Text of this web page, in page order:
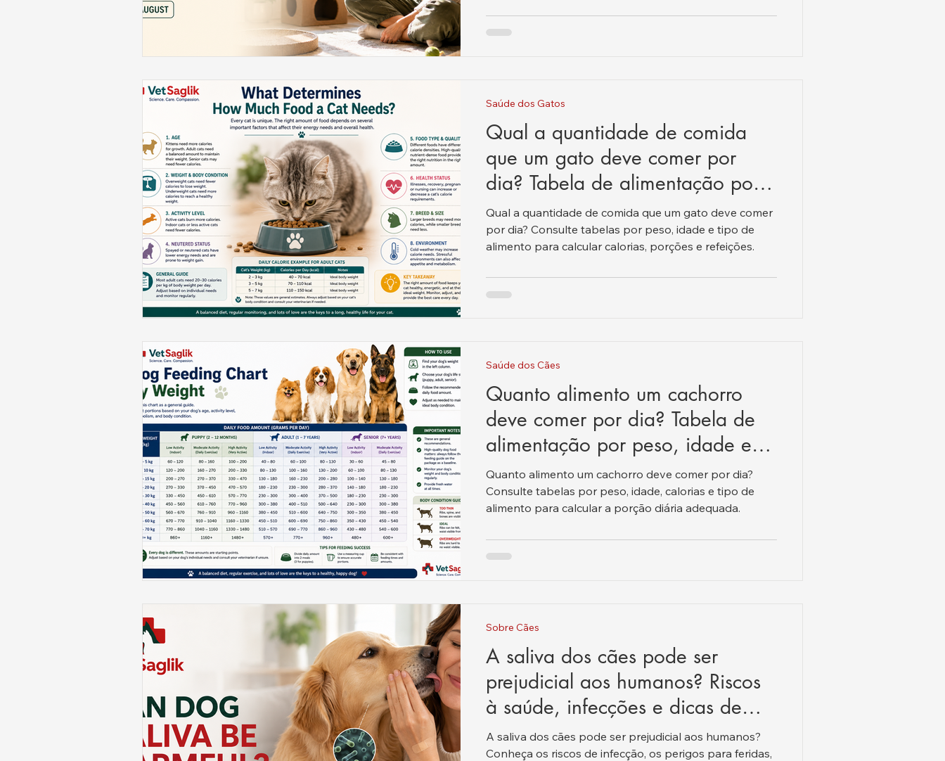
Qual a quantidade de comida
que um gato deve comer por
dia? Tabela de alimentação por
peso, idade e tipo de alimento.
Qual a quantidade de comida que um gato deve comer
por dia? Consulte tabelas por peso, idade e tipo de
alimento para calcular calorias, porções e refeições.
Saúde dos Gatos
Quanto alimento um cachorro
deve comer por dia? Tabela de
alimentação por peso, idade e
tipo de alimento.
Quanto alimento um cachorro deve comer por dia?
Consulte tabelas por peso, idade, calorias e tipo de
alimento para calcular a porção diária adequada.
Saúde dos Cães
A saliva dos cães pode ser
prejudicial aos humanos? Riscos
à saúde, infecções e dicas de
segurança.
A saliva dos cães pode ser prejudicial aos humanos?
Conheça os riscos de infecção, os perigos para feridas,
Sobre Cães